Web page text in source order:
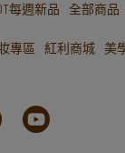
每週新品 全部商品
專區 紅利商城 美